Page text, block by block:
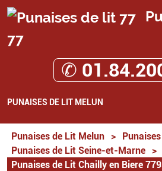
77
✆
PUNAISES DE LIT MELUN
Punaises de Lit Melun >
Punaises de Lit Seine-et-Marne
>
Punaises de Lit Chailly en Biere